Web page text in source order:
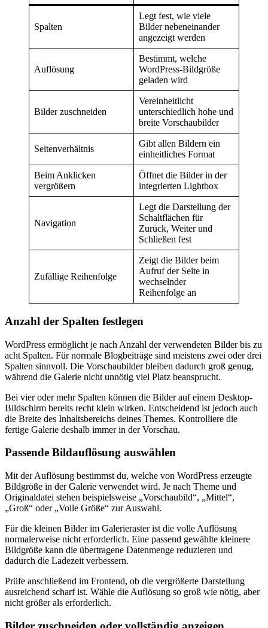
Spalten
Legt fest, wie viele
Bilder nebeneinander
angezeigt werden
Auflösung
Bestimmt, welche
WordPress-Bildgröße
geladen wird
Bilder zuschneiden
Vereinheitlicht
unterschiedlich hohe und
breite Vorschaubilder
Seitenverhältnis
Gibt allen Bildern ein
einheitliches Format
Beim Anklicken
vergrößern
Öffnet die Bilder in der
integrierten Lightbox
Navigation
Legt die Darstellung der
Schaltflächen für
Zurück, Weiter und
Schließen fest
Zufällige Reihenfolge
Zeigt die Bilder beim
Aufruf der Seite in
wechselnder
Reihenfolge an
Anzahl der Spalten festlegen
WordPress ermöglicht je nach Anzahl der verwendeten Bilder bis zu
acht Spalten. Für normale Blogbeiträge sind meistens zwei oder drei
Spalten sinnvoll. Die Vorschaubilder bleiben dadurch groß genug,
während die Galerie nicht unnötig viel Platz beansprucht.
Bei vier oder mehr Spalten können die Bilder auf einem Desktop-
Bildschirm bereits recht klein wirken. Entscheidend ist jedoch auch
die Breite des Inhaltsbereichs deines Themes. Kontrolliere die
fertige Galerie deshalb immer in der Vorschau.
Passende Bildauflösung auswählen
Mit der Auflösung bestimmst du, welche von WordPress erzeugte
Bildgröße in der Galerie verwendet wird. Je nach Theme und
Originaldatei stehen beispielsweise „Vorschaubild“, „Mittel“,
„Groß“ oder „Volle Größe“ zur Auswahl.
Für die kleinen Bilder im Galerieraster ist die volle Auflösung
normalerweise nicht erforderlich. Eine passend gewählte kleinere
Bildgröße kann die übertragene Datenmenge reduzieren und
dadurch die Ladezeit verbessern.
Prüfe anschließend im Frontend, ob die vergrößerte Darstellung
ausreichend scharf ist. Wähle die Auflösung so groß wie nötig, aber
nicht größer als erforderlich.